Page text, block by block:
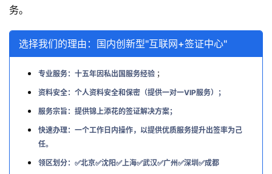
务。
选择我们的理由：国内创新型"互联网+签证中心"
专业服务：十五年因私出国服务经验 ；
资料安全：个人资料安全和保密（提供一对一VIP服务）；
服务宗旨：提供锦上添花的签证解决方案；
快速办理：一个工作日内操作，以提供优质服务提升出签率为己
任。
领区划分：✅北京✅沈阳✅上海✅武汉✅广州✅深圳✅成都